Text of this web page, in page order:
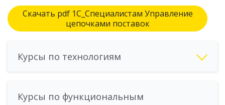
Скачать pdf 1С_Специалистам Управление
цепочками поставок
Курсы по технологиям
Курсы по функциональным